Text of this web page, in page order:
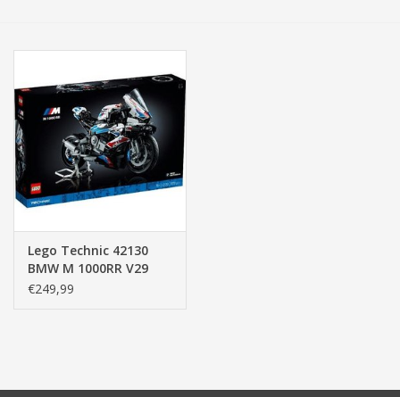
Boeken
Elektra
Baby & Peuter
Speelgoed & hobby
Cadeau & feest
Lego Technic 42130
BMW M 1000RR V29
€249,99